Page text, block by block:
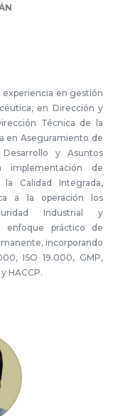
en gestión
en Dirección y
Técnica de la
en Aseguramiento de
y Asuntos
implementación de
Calidad Integrada,
a la operación los
Industrial y
enfoque práctico de
incorporando
ISO 19.000, GMP,
HACCP.